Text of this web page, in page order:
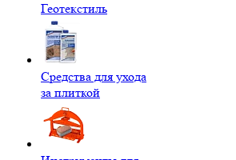
Геотекстиль
Средства для ухода
за плиткой